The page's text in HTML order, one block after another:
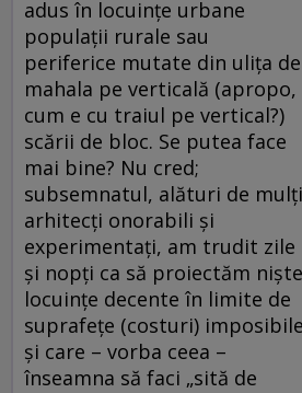
adus în locuinţe urbane
populaţii rurale sau
periferice mutate din uliţa de
mahala pe verticală (apropo,
cum e cu traiul pe vertical?)
scării de bloc. Se putea face
mai bine? Nu cred;
subsemnatul, alături de mulţi
arhitecţi onorabili şi
experimentaţi, am trudit zile
şi nopţi ca să proiectăm nişte
locuinţe decente în limite de
suprafeţe (costuri) imposibile
şi care – vorba ceea –
înseamna să faci „sită de